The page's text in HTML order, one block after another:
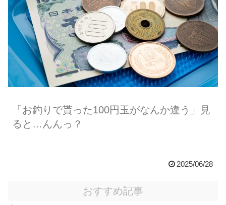
「お釣りで貰った100円玉がなんか違う」見
ると…んんっ？
2025/06/28
おすすめ記事